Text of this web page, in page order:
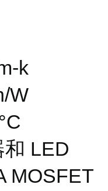
k
W
LED
MOSFET